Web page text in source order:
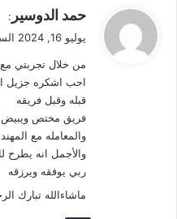
ي
ل
حمد الدوسير :
يوليو 16, 2024 الساعة 5:33 م
من خلال تجربتي
احب اشكره جزيل
قبله وقبل فريقه
فريق مختص ويبيض
والمعامله مع
والأجمل انه يطرح
ربي يوفقه ويرزقه
ماشاءالله تبارك